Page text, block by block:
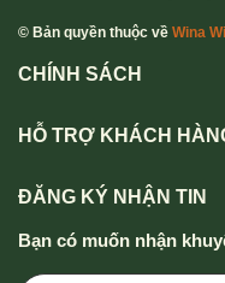
© Bản quyền thuộc về Wina
CHÍNH SÁCH
HỖ TRỢ KHÁCH
ĐĂNG KÝ NHẬN TIN
Bạn có muốn nhận